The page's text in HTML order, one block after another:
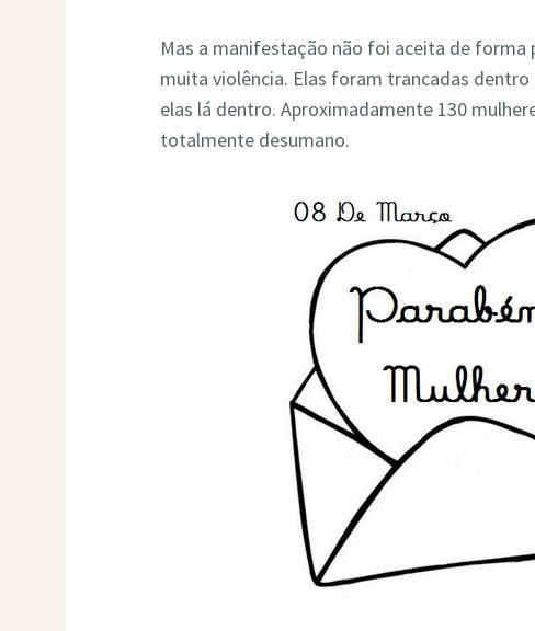
Mas a manifestação não foi aceita de forma
muita violência. Elas foram trancadas
elas lá dentro. Aproximadamente 130
totalmente desumano.